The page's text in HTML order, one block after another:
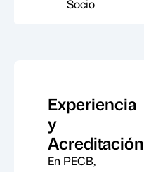
Socio
Experiencia
y
Acreditación
En PECB,